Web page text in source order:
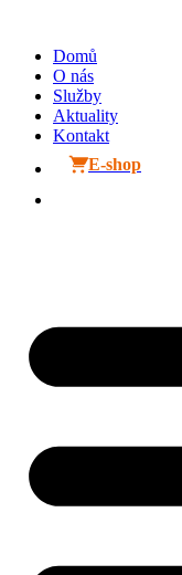
obsahuDomů
O nás
Služby
Aktuality
Kontakt
E-shop